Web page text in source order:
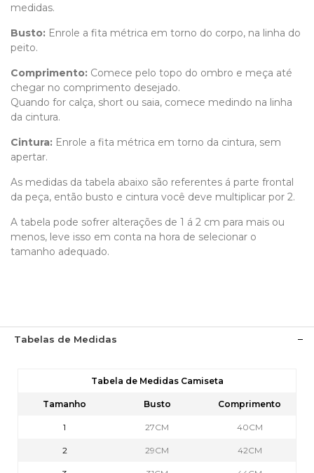
medidas.
Busto: Enrole a fita métrica em torno do corpo, na linha do
peito.
Comprimento: Comece pelo topo do ombro e meça até
chegar no comprimento desejado.
Quando for calça, short ou saia, comece medindo na linha
da cintura.
Cintura: Enrole a fita métrica em torno da cintura, sem
apertar.
As medidas da tabela abaixo são referentes á parte frontal
da peça, então busto e cintura você deve multiplicar por 2.
A tabela pode sofrer alterações de 1 á 2 cm para mais ou
menos, leve isso em conta na hora de selecionar o
tamanho adequado.
Tabelas de Medidas
Tabela de Medidas Camiseta
Tamanho Busto Comprimento
1 27CM 40CM
2 29CM 42CM